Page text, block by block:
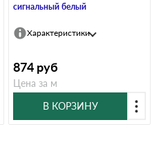
сигнальный белый
Характеристики
874 руб
Цена за м
В КОРЗИНУ